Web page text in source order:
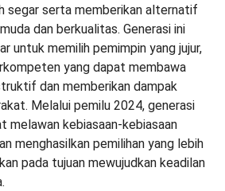
segar serta memberikan alternatif
dan berkualitas. Generasi ini
untuk memilih pemimpin yang jujur,
yang dapat membawa
dan memberikan dampak
Melalui pemilu 2024, generasi
melawan kebiasaan-kebiasaan
menghasilkan pemilihan yang lebih
pada tujuan mewujudkan keadilan